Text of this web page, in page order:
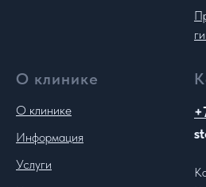
О клинике
О клинике
Информация
Услуги